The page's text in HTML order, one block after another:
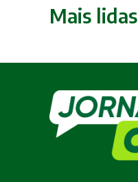
Mais lidas